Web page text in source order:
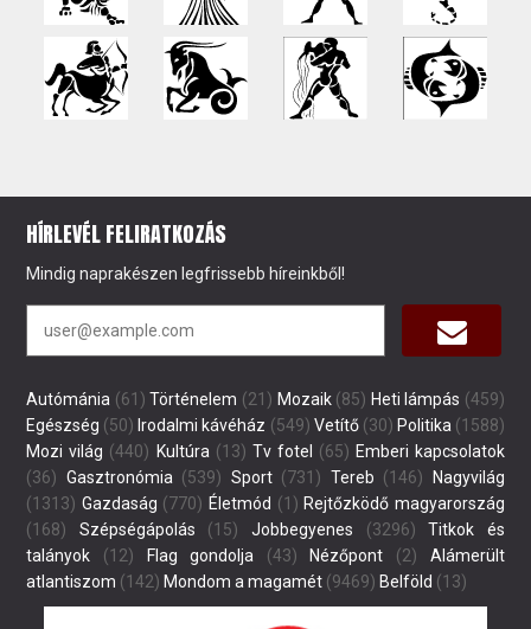
HÍRLEVÉL FELIRATKOZÁS
Mindig naprakészen legfrissebb híreinkből!
Autómánia (61) Történelem (21) Mozaik(85) Heti lámpás (459)
Egészség (50) Irodalmi kávéház (549) Vetítő(30) Politika(1588)
Mozi világ (440) Kultúra(13) Tv fotel (65) Emberi kapcsolatok
(36) Gasztronómia(539) Sport(731) Tereb (146)
Nagyvilág
(1313) Gazdaság (770) Életmód (1) Rejtőzködő magyarország
(168)
Szépségápolás (15) Jobbegyenes (3296)
Titkok és
talányok (12) Flag gondolja (43) Nézőpont (2)
Alámerült
atlantiszom (142) Mondom a magamét (9469) Belföld (13)